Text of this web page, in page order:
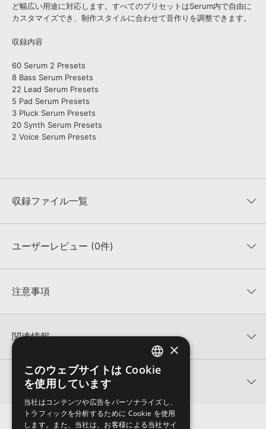
ど幅広い用途に対応します。すべてのプリセットはSerum内で自由に
カスタマイズでき、制作スタイルに合わせて音作りを調整できます。
収録内容
60 Serum 2 Presets
8 Bass Serum Presets
22 Lead Serum Presets
5 Pad Serum Presets
3 Pluck Serum Presets
20 Synth Serum Presets
2 Voice Serum Presets
収録ファイル一覧
収録ファイル一覧
ユーザーレビュー (0件)
★★★★★
★5
★2
★1
0%
レビューをもっと見る »
注意事項
KONTAKTフォーマットは、
でお使いいただけます。無償版のKONTAKT PLAYERではお使いい
ただけませんので、ご注意ください。また、「ライブラリ・タブ」
への表示にも対応しておりません。
4GBを超えるデータに関するご注意：
FAT32でフォーマットされた
HDDには、1ファイル4GBを超えるデータを格納することができま
せん。データ容量が4GBを超えるダウンロード製品をご購入いただ
きます際には、NTFSやHFS＋でフォーマットされたHDDをご用意
関連情報
【Producer Loops】約4,000タイトルのサンプルパックが最大
50%OFF！サマーセール！
Shocking Chillout & Ambient For Serumのサポート情報
関連サポート情報
Xfer Records社『SERUM』のプリセット読み込み方法
ENGLISH
×
このウェブサイトは Cookie
を使用しています
当社はコンテンツや広告をパーソナライズし、
トラフィックを分析するために Cookie を使用
します。また、当社は、お客様による当社サイ